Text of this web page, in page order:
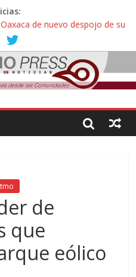
de nuevo despojo de su
eólico
la extracción ilegal de
afecta a Salina Cruz, Oaxaca;
denuncian daños de
CON SÍNDROME DE DOWN
Leyva asesinado en Oaxaca
de
que
eólico